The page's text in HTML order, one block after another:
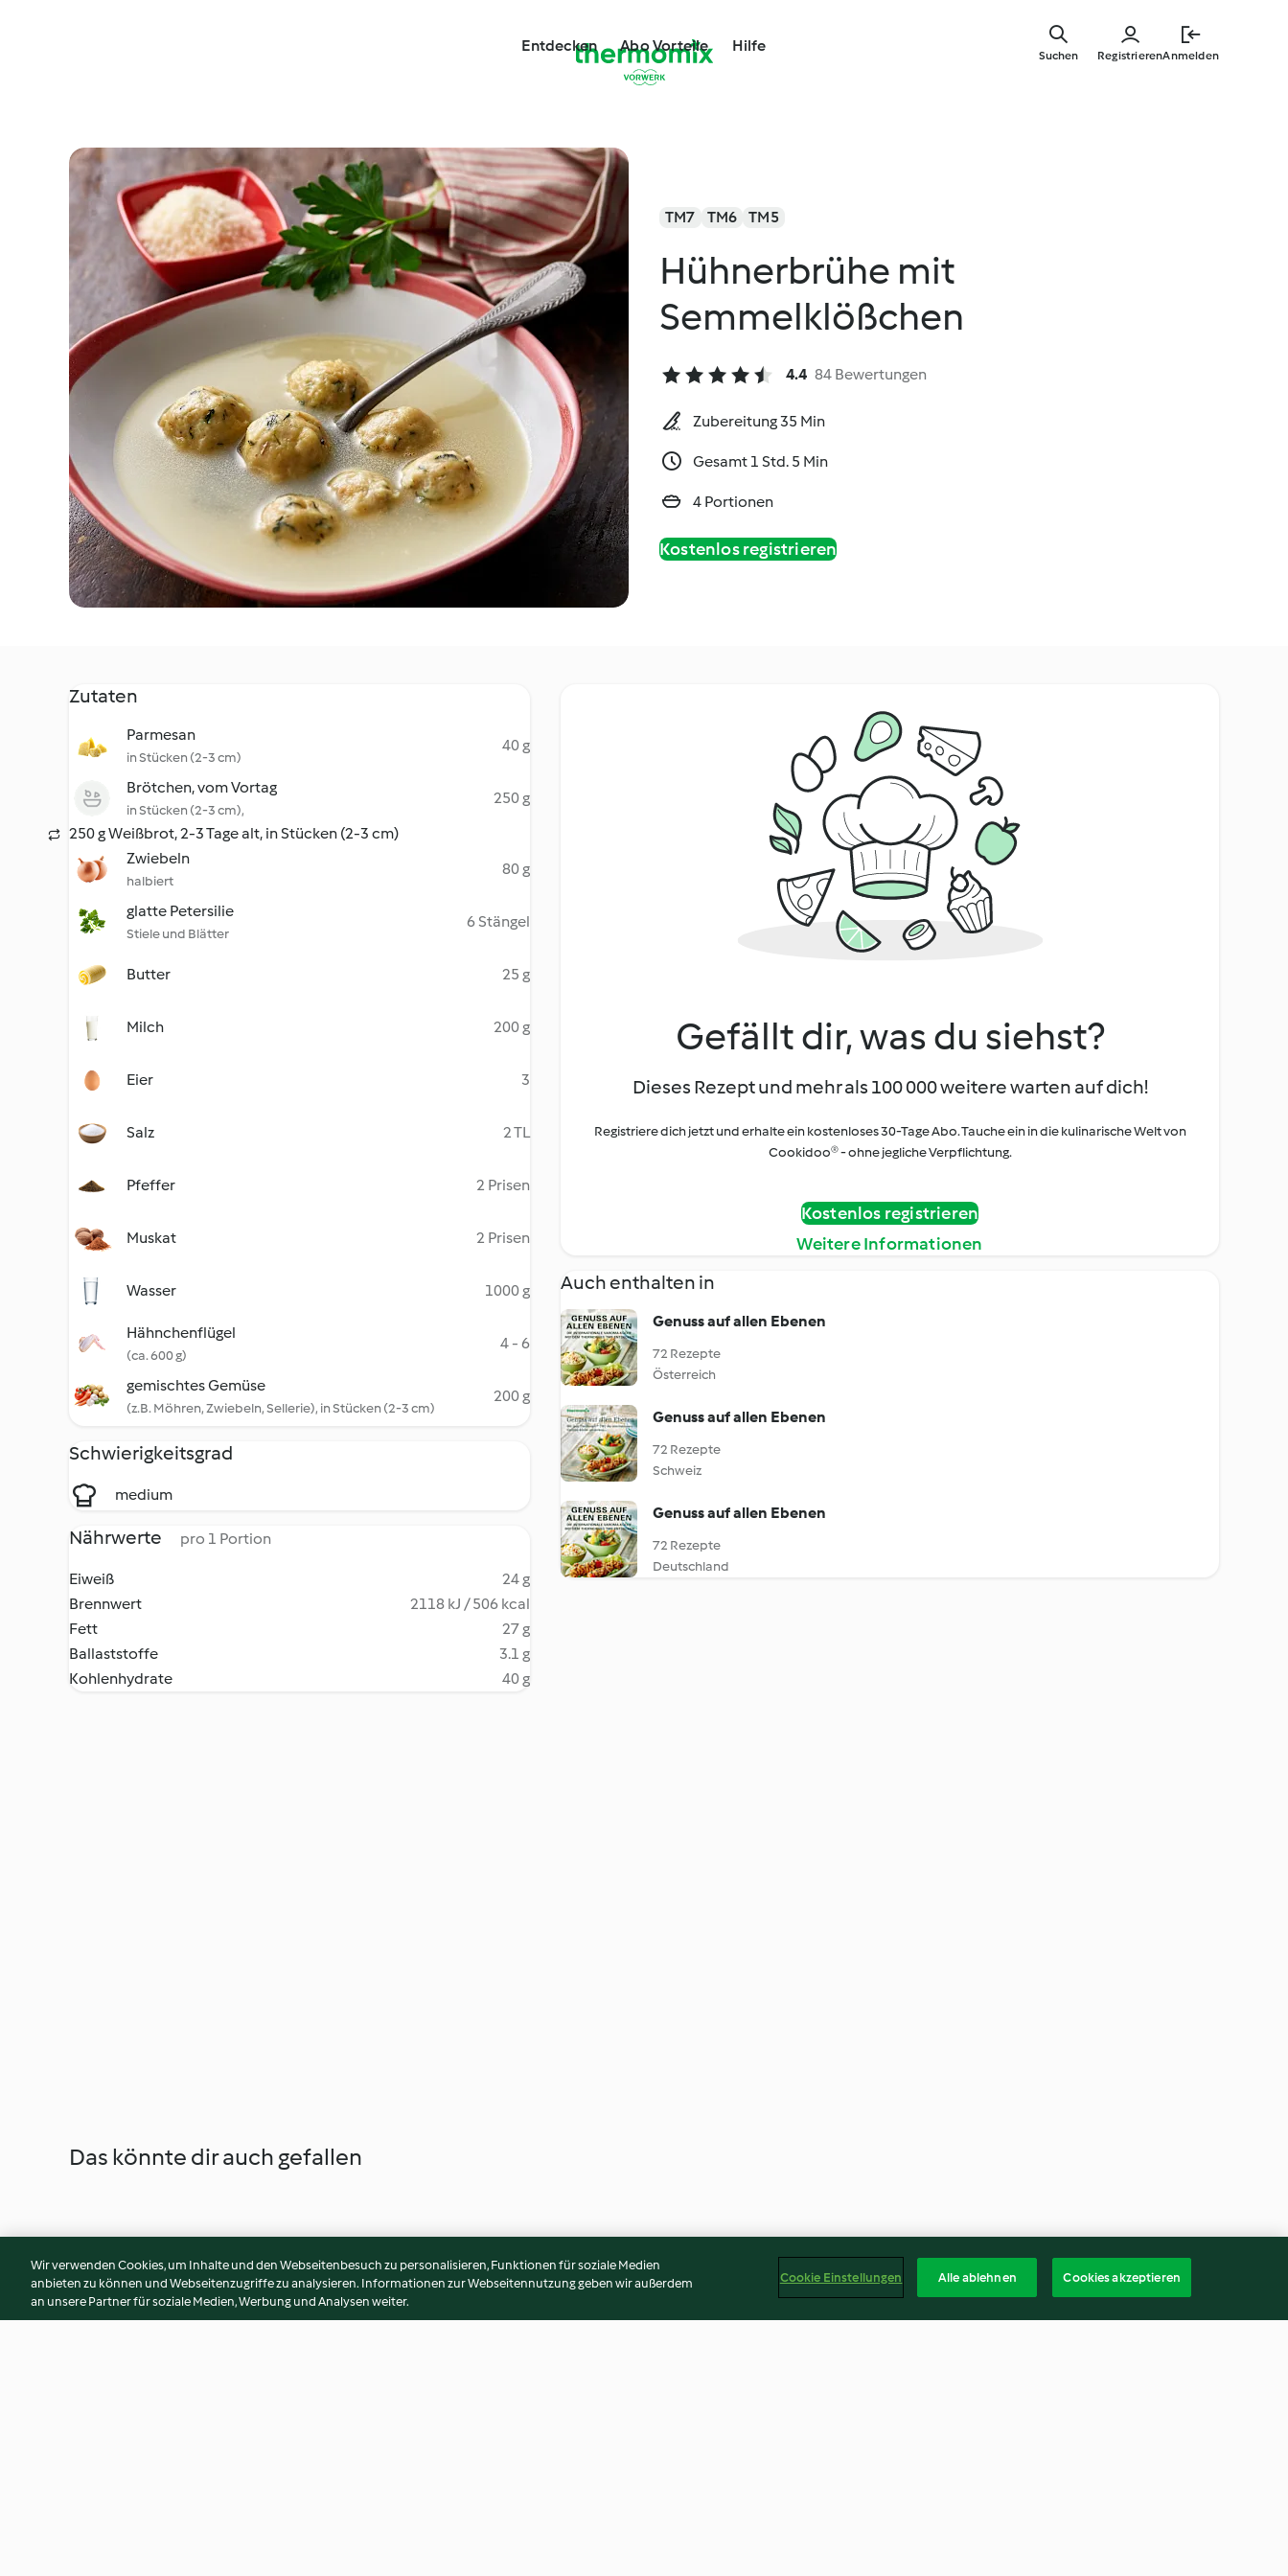
Entdecken Abo Vorteile Hilfe
RegistrierenAnmelden
Suchen
TM7 TM6 TM5
Hühnerbrühe mit
Semmelklößchen
4.4 84 Bewertungen
Zubereitung 35 Min
Gesamt 1 Std. 5 Min
4 Portionen
Kostenlos registrieren
Zutaten
Parmesan
in Stücken (2-3 cm)
40 g
Brötchen, vom Vortag
in Stücken (2-3 cm),
250 g
250 g Weißbrot, 2-3 Tage alt, in Stücken (2-3 cm)
Zwiebeln
halbiert
80 g
glatte Petersilie
Stiele und Blätter
6 Stängel
Butter 25 g
Milch 200 g
Eier 3
Salz 2 TL
Pfeffer 2 Prisen
Muskat 2 Prisen
Wasser 1000 g
Hähnchenflügel
(ca. 600 g)
4 - 6
gemischtes Gemüse
(z.B. Möhren, Zwiebeln, Sellerie), in Stücken (2-3 cm)
200 g
Schwierigkeitsgrad
medium
Nährwerte pro 1 Portion
Eiweiß
24 g
Brennwert
2118 kJ / 506 kcal
Fett
27 g
Ballaststoffe
3.1 g
Kohlenhydrate
40 g
Gefällt dir, was du siehst?
Dieses Rezept und mehr als 100 000 weitere warten auf dich!
Registriere dich jetzt und erhalte ein kostenloses 30-Tage Abo. Tauche ein in die kulinarische Welt von
Cookidoo® - ohne jegliche Verpflichtung.
Kostenlos registrieren
Weitere Informationen
Auch enthalten in
Genuss auf allen Ebenen
72 Rezepte
Österreich
Genuss auf allen Ebenen
72 Rezepte
Schweiz
Genuss auf allen Ebenen
72 Rezepte
Deutschland
Das könnte dir auch gefallen
Wir verwenden Cookies, um Inhalte und den Webseitenbesuch zu personalisieren, Funktionen für soziale Medien
anbieten zu können und Webseitenzugriffe zu analysieren. Informationen zur Webseitennutzung geben wir außerdem
an unsere Partner für soziale Medien, Werbung und Analysen weiter.
Cookie Einstellungen Alle ablehnen Cookies akzeptieren